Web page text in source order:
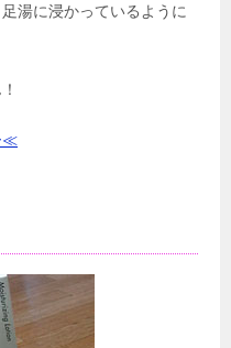
湯に浸かっているように
≪